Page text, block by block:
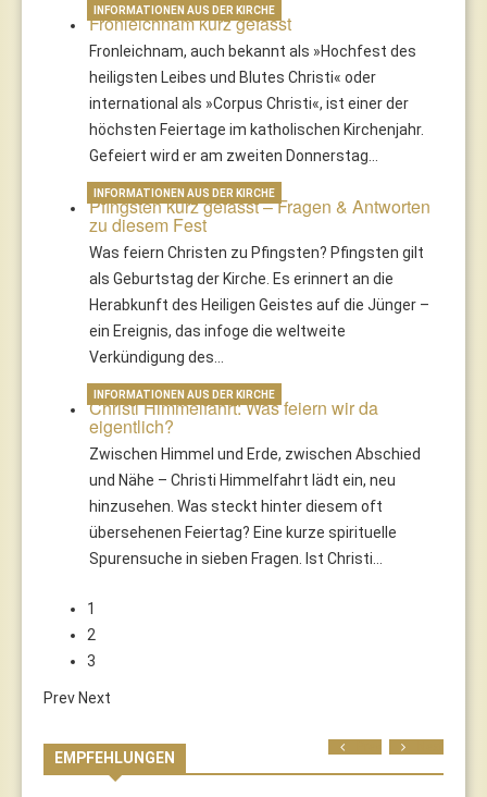
Fronleichnam kurz gefasst
Fronleichnam, auch bekannt als »Hochfest des
heiligsten Leibes und Blutes Christi« oder
international als »Corpus Christi«, ist einer der
höchsten Feiertage im katholischen Kirchenjahr.
Gefeiert wird er am zweiten Donnerstag…
INFORMATIONEN AUS DER KIRCHE
Pfingsten kurz gefasst – Fragen & Antworten
zu diesem Fest
Was feiern Christen zu Pfingsten? Pfingsten gilt
als Geburtstag der Kirche. Es erinnert an die
Herabkunft des Heiligen Geistes auf die Jünger –
ein Ereignis, das infoge die weltweite
Verkündigung des…
INFORMATIONEN AUS DER KIRCHE
Christi Himmelfahrt: Was feiern wir da
eigentlich?
Zwischen Himmel und Erde, zwischen Abschied
und Nähe – Christi Himmelfahrt lädt ein, neu
hinzusehen. Was steckt hinter diesem oft
übersehenen Feiertag? Eine kurze spirituelle
Spurensuche in sieben Fragen. Ist Christi…
INFORMATIONEN AUS DER KIRCHE
1
2
3
PrevNext
EMPFEHLUNGEN